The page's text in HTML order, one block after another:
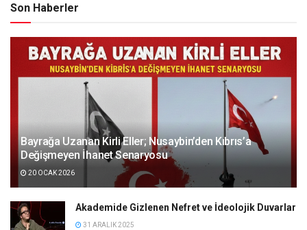
Son Haberler
Bayrağa Uzanan Kirli Eller; Nusaybin’den Kıbrıs’a
Değişmeyen İhanet Senaryosu
20 OCAK 2026
Akademide Gizlenen Nefret ve İdeolojik Duvarlar
31 ARALIK 2025